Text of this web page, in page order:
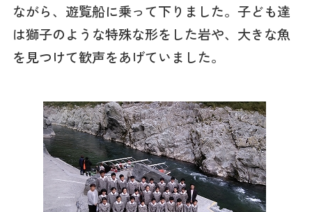
ながら、遊覧船に乗って下りました。子ども達
は獅子のような特殊な形をした岩や、大きな魚
を見つけて歓声をあげていました。